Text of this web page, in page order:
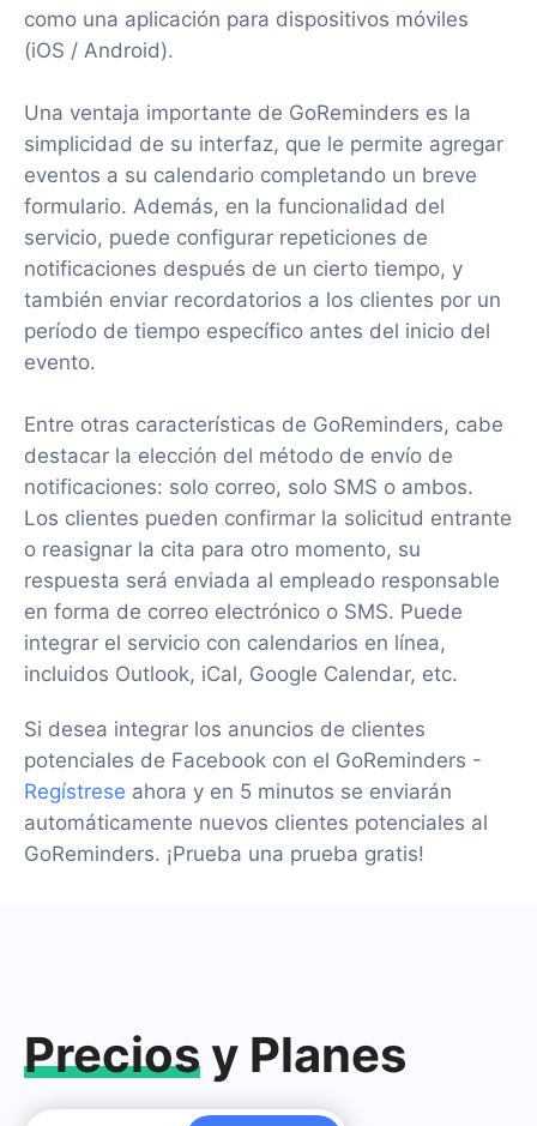
como una aplicación para dispositivos móviles
(iOS / Android).
Una ventaja importante de GoReminders es la
simplicidad de su interfaz, que le permite agregar
eventos a su calendario completando un breve
formulario. Además, en la funcionalidad del
servicio, puede configurar repeticiones de
notificaciones después de un cierto tiempo, y
también enviar recordatorios a los clientes por un
período de tiempo específico antes del inicio del
evento.
Entre otras características de GoReminders, cabe
destacar la elección del método de envío de
notificaciones: solo correo, solo SMS o ambos.
Los clientes pueden confirmar la solicitud entrante
o reasignar la cita para otro momento, su
respuesta será enviada al empleado responsable
en forma de correo electrónico o SMS. Puede
integrar el servicio con calendarios en línea,
incluidos Outlook, iCal, Google Calendar, etc.
Si desea integrar los anuncios de clientes
potenciales de Facebook con el GoReminders -
Regístrese ahora y en 5 minutos se enviarán
automáticamente nuevos clientes potenciales al
GoReminders. ¡Prueba una prueba gratis!
Preciosy Planes